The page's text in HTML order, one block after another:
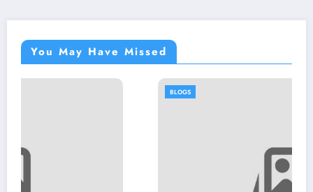
You May Have Missed